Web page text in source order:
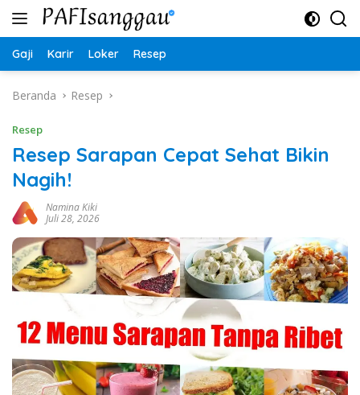
Langsung
Gaji Karir Loker Resep
Beranda Resep
Resep
Resep Sarapan Cepat Sehat Bikin
Nagih!
Namina Kiki
Juli 28, 2026